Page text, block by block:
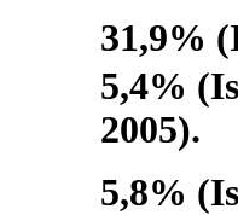
31,9%
5,4%
2005).
5,8%